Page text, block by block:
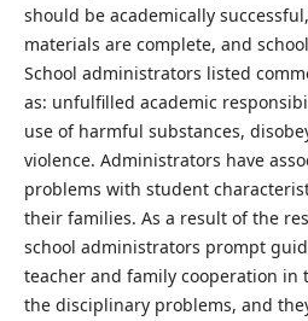
should be academically
materials are complete, and
School administrators listed
as: unfulfilled academic
use of harmful substances,
violence. Administrators have
problems with student
their families. As a result of the
school administrators prompt
teacher and family cooperation in
the disciplinary problems, and